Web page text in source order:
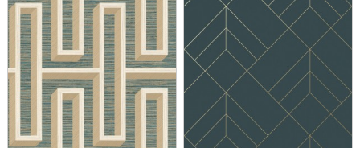
Nordem Mountains
676919